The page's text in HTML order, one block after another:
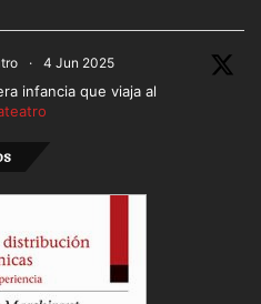
· 4 Jun 2025
infancia que viaja al
más